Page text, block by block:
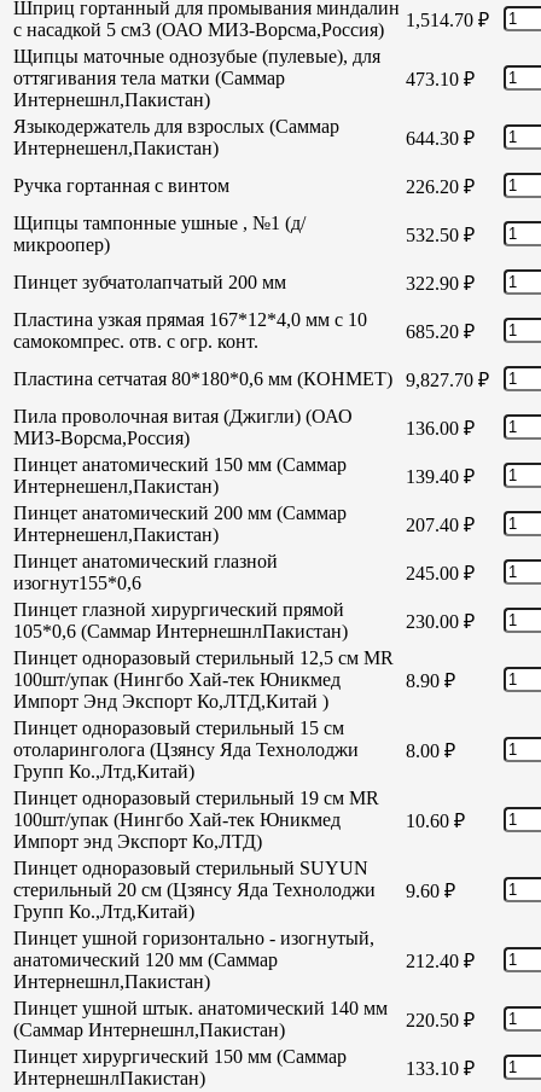
Шприц гортанный для промывания миндалин
с насадкой 5 см3 (ОАО МИЗ-Ворсма,Россия)
1,514.70 ₽
Щипцы маточные однозубые (пулевые), для
оттягивания тела матки (Саммар
Интернешнл,Пакистан)
473.10 ₽
Языкодержатель для взрослых (Саммар
Интернешенл,Пакистан)
644.30 ₽
Ручка гортанная с винтом 226.20 ₽
Щипцы тампонные ушные , №1 (д/
микроопер)
532.50 ₽
Пинцет зубчатолапчатый 200 мм 322.90 ₽
Пластина узкая прямая 167*12*4,0 мм с 10
самокомпрес. отв. с огр. конт.
685.20 ₽
Пластина сетчатая 80*180*0,6 мм (КОНМЕТ) 9,827.70 ₽
Пила проволочная витая (Джигли) (ОАО
МИЗ-Ворсма,Россия)
136.00 ₽
Пинцет анатомический 150 мм (Саммар
Интернешенл,Пакистан)
139.40 ₽
Пинцет анатомический 200 мм (Саммар
Интернешенл,Пакистан)
207.40 ₽
Пинцет анатомический глазной
изогнут155*0,6
245.00 ₽
Пинцет глазной хирургический прямой
105*0,6 (Саммар ИнтернешнлПакистан)
230.00 ₽
Пинцет одноразовый стерильный 12,5 см MR
100шт/упак (Нингбо Хай-тек Юникмед
Импорт Энд Экспорт Ко,ЛТД,Китай )
8.90 ₽
Пинцет одноразовый стерильный 15 см
отоларинголога (Цзянсу Яда Технолоджи
Групп Ко.,Лтд,Китай)
8.00 ₽
Пинцет одноразовый стерильный 19 см MR
100шт/упак (Нингбо Хай-тек Юникмед
Импорт энд Экспорт Ко,ЛТД)
10.60 ₽
Пинцет одноразовый стерильный SUYUN
стерильный 20 см (Цзянсу Яда Технолоджи
Групп Ко.,Лтд,Китай)
9.60 ₽
Пинцет ушной горизонтально - изогнутый,
анатомический 120 мм (Саммар
Интернешнл,Пакистан)
212.40 ₽
Пинцет ушной штык. анатомический 140 мм
(Саммар Интернешнл,Пакистан)
220.50 ₽
Пинцет хирургический 150 мм (Саммар
ИнтернешнлПакистан)
133.10 ₽